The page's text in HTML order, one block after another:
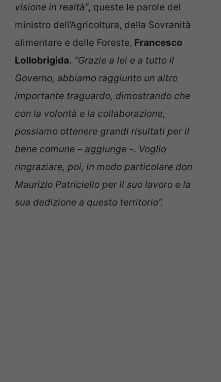
visione in realtà”, queste le parole del
ministro dell’Agricoltura, della Sovranità
alimentare e delle Foreste, Francesco
Lollobrigida. “Grazie a lei e a tutto il
Governo, abbiamo raggiunto un altro
importante traguardo, dimostrando che
con la volontà e la collaborazione,
possiamo ottenere grandi risultati per il
bene comune – aggiunge -. Voglio
ringraziare, poi, in modo particolare don
Maurizio Patriciello per il suo lavoro e la
sua dedizione a questo territorio”.